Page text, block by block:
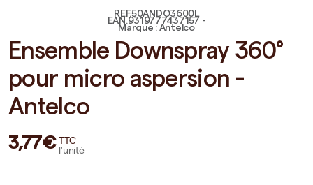
Marque : Antelco
EAN.9319777437157 -
REF.50ANDO3600L
Ensemble Downspray 360°
pour micro aspersion -
Antelco
3,77€ TTC
l'unité